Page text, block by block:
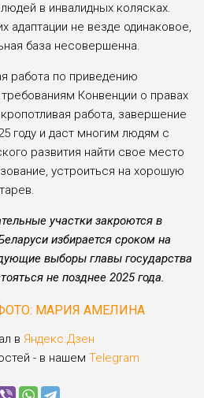
в инвалидных колясках.
адаптации не везде одинаковое,
база несовершенна.
работа по приведению
Конвенции о правах
работа, завершение
году и даст многим людям с
развития найти свое место
устроиться на хорошую
участки закроются в
избирается сроком на
выборы главы государства
не позднее 2025 года.
МАРИЯ АМЕЛИНА
в Яндекс.Дзен
- в нашем Telegram